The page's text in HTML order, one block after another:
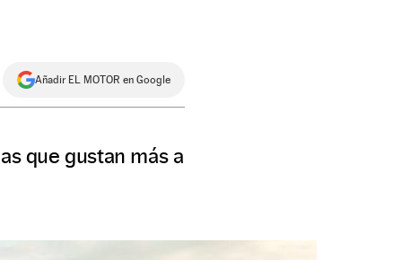
Añadir EL MOTOR en Google
que gustan más a